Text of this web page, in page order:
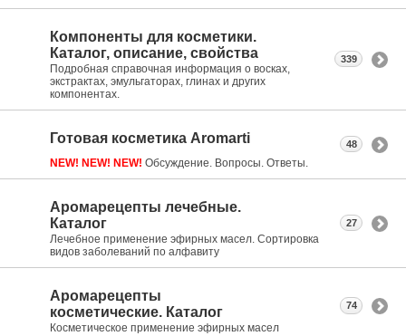
Компоненты для косметики.
Каталог, описание, свойства
Подробная справочная информация о восках,
экстрактах, эмульгаторах, глинах и других
компонентах.
339
Готовая косметика Aromarti
NEW! NEW! NEW! Обсуждение. Вопросы. Ответы.
48
Аромарецепты лечебные.
Каталог
Лечебное применение эфирных масел. Сортировка
видов заболеваний по алфавиту
27
Аромарецепты
косметические. Каталог
Косметическое применение эфирных масел
74